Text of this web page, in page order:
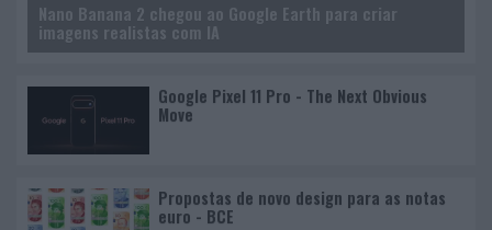
Nano Banana 2 chegou ao Google Earth para criar
imagens realistas com IA
Google Pixel 11 Pro - The Next Obvious
Move
Propostas de novo design para as notas
euro - BCE